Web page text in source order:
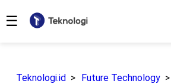
☰
Teknologi.id Future Technology